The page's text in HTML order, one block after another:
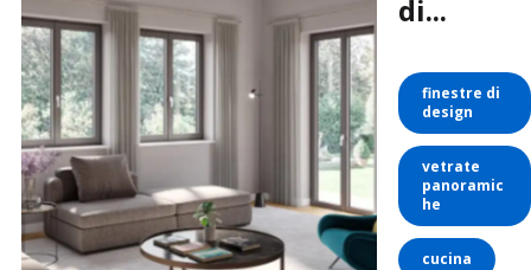
di...
finestre di
design
vetrate
panoramic
he
cucina